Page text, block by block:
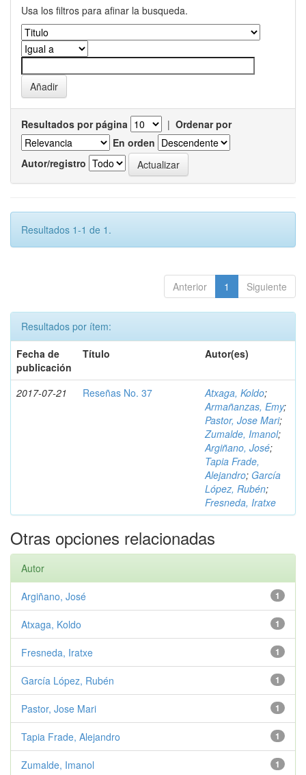
Usa los filtros para afinar la busqueda.
Resultados por página | Ordenar por
En orden
Autor/registro
Resultados 1-1 de 1.
Anterior 1 Siguiente
Resultados por ítem:
Fecha de
publicación
Título Autor(es)
2017-07-21 Reseñas No. 37 Atxaga, Koldo;
Armañanzas, Emy;
Pastor, Jose Mari;
Zumalde, Imanol;
Argiñano, José;
Tapia Frade,
Alejandro; García
López, Rubén;
Fresneda, Iratxe
Otras opciones relacionadas
Autor
1
Argiñano, José
1
Atxaga, Koldo
1
Fresneda, Iratxe
1
García López, Rubén
1
Pastor, Jose Mari
1
Tapia Frade, Alejandro
1
Zumalde, Imanol